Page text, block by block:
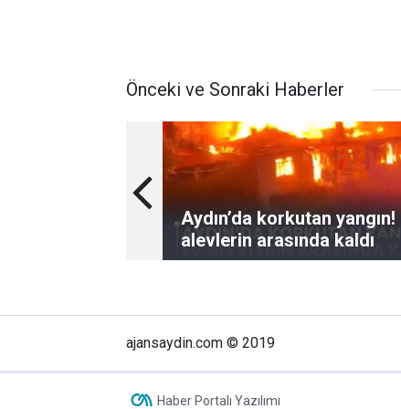
Önceki ve Sonraki Haberler
Aydın’da korkutan yangın! Ev
alevlerin arasında kaldı
ajansaydin.com © 2019
Haber Portalı Yazılımı